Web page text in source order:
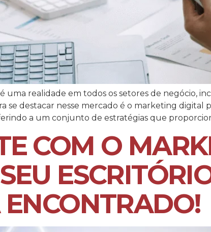
uma realidade em todos os setores de negócio,
se destacar nesse mercado é o marketing
a um conjunto de estratégias que
COM O
ENCONTRADO!